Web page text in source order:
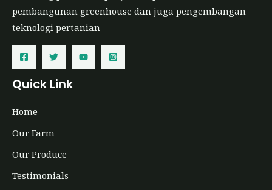
pembangunan greenhouse dan juga pengembangan
teknologi pertanian
Quick Link
Home
Our Farm
Our Produce
Testimonials